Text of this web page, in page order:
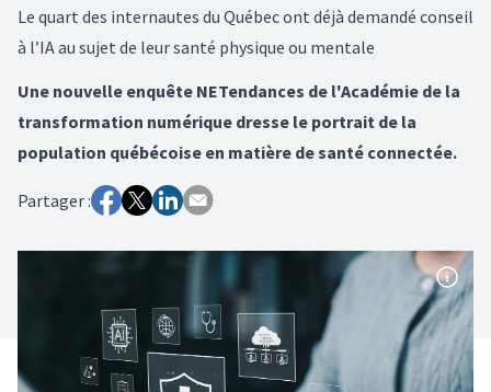
Le quart des internautes du Québec ont déjà demandé conseil
à l’IA au sujet de leur santé physique ou mentale
Une nouvelle enquête NETendances de l'Académie de la
transformation numérique dresse le portrait de la
population québécoise en matière de santé connectée.
Partager :